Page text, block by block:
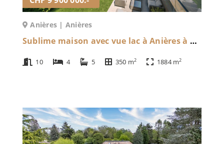
Anières | Anières
Sublime maison avec vue lac à Anières à Anières | Anières
10 4 5 350 m2 1884 m2